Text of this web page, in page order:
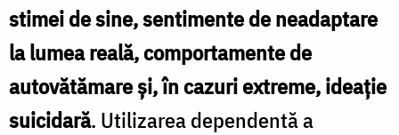
stimei de sine, sentimente de neadaptare
la lumea reală, comportamente de
autovătămare şi, în cazuri extreme, ideaţie
suicidară. Utilizarea dependentă a